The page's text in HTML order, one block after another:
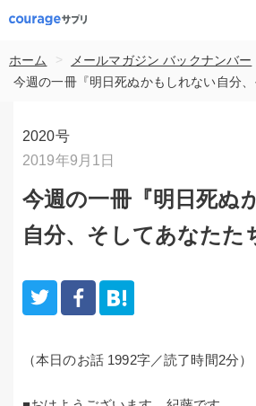
ホーム > メールマガジン バックナンバー
今週の一冊『明日死ぬかもしれない自分、
2020号
2019年9月1日
今週の一冊『明日死ぬ
自分、そしてあなたた
（本日のお話 1992字／読了時間2分）